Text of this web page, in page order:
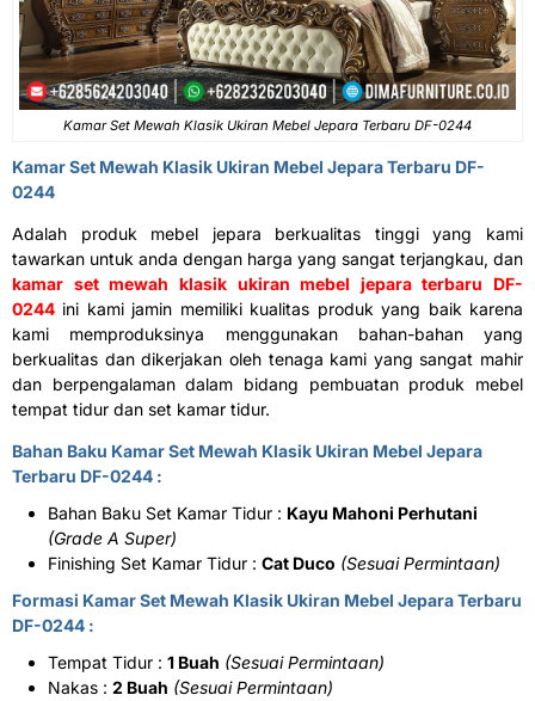
Kamar Set Mewah Klasik Ukiran Mebel Jepara Terbaru DF-0244
Kamar Set Mewah Klasik Ukiran Mebel Jepara Terbaru DF-
0244
Adalah produk mebel jepara berkualitas tinggi yang kami
tawarkan untuk anda dengan harga yang sangat terjangkau, dan
kamar set mewah klasik ukiran mebel jepara terbaru DF-
0244 ini kami jamin memiliki kualitas produk yang baik karena
kami memproduksinya menggunakan bahan-bahan yang
berkualitas dan dikerjakan oleh tenaga kami yang sangat mahir
dan berpengalaman dalam bidang pembuatan produk mebel
tempat tidur dan set kamar tidur.
Bahan Baku Kamar Set Mewah Klasik Ukiran Mebel Jepara
Terbaru DF-0244 :
Bahan Baku Set Kamar Tidur : Kayu Mahoni Perhutani
(Grade A Super)
Finishing Set Kamar Tidur : Cat Duco (Sesuai Permintaan)
Formasi Kamar Set Mewah Klasik Ukiran Mebel Jepara Terbaru
DF-0244 :
Tempat Tidur : 1 Buah (Sesuai Permintaan)
Nakas : 2 Buah (Sesuai Permintaan)